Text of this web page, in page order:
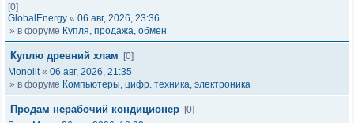
[0]
GlobalEnergy « 06 авг, 2026, 23:36
» в форуме Купля, продажа, обмен
Куплю древний хлам
[0]
Monolit« 06 авг, 2026, 21:35
» в форуме Компьютеры, цифр. техника, электроника
Продам нерабочий кондиционер [0]